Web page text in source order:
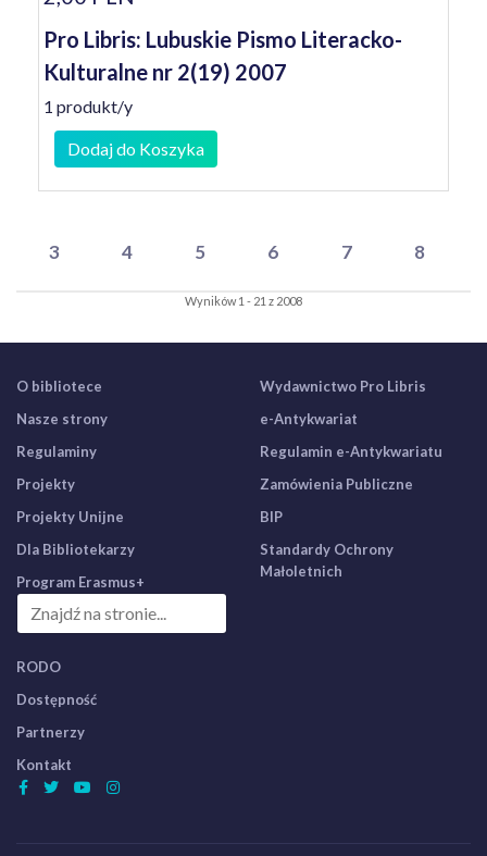
Pro Libris: Lubuskie Pismo Literacko-
Kulturalne nr 2(19) 2007
1 produkt/y
Dodaj do Koszyka
3 4 5 6 7 8
Wyników 1 - 21 z 2008
O bibliotece
Nasze strony
Regulaminy
Projekty
Projekty Unijne
Dla Bibliotekarzy
Program Erasmus+
Wydawnictwo Pro Libris
e-Antykwariat
Regulamin e-Antykwariatu
Zamówienia Publiczne
BIP
Standardy Ochrony
Małoletnich
RODO
Dostępność
Partnerzy
Kontakt